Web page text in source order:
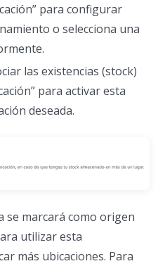
para configurar
o selecciona una
las existencias (stock)
para activar esta
deseada.
se marcará como origen
utilizar esta
más ubicaciones. Para